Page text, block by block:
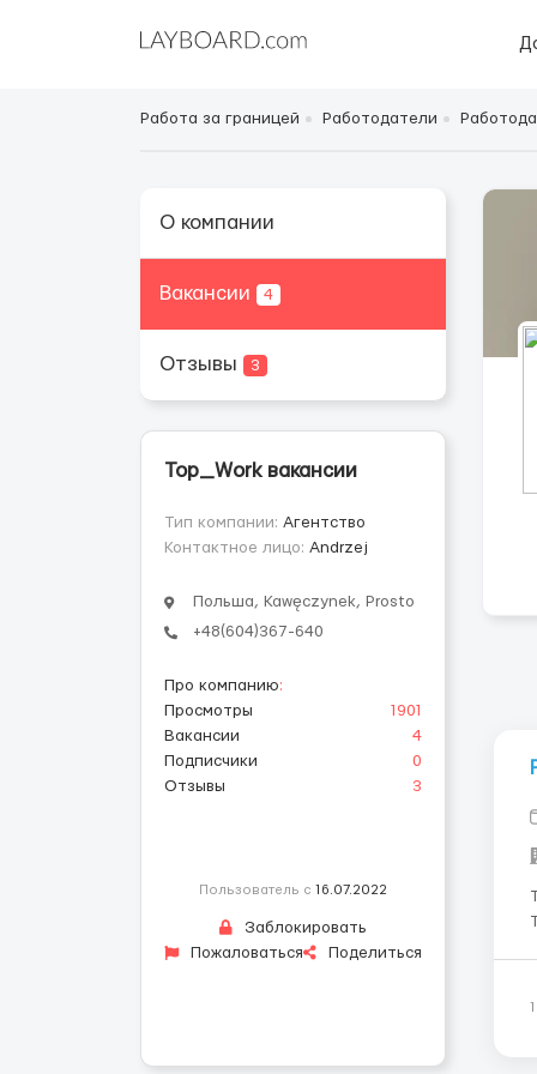
Работа за границей Работодатели
О компании
Вакансии 4
Отзывы 3
Top_Work вакансии
Тип компании: Агентство
Контактное лицо: Andrzej
Польша, Kawęczynek, Prosto
+48(604)367-640
Про компанию:
Просмотры
1901
Вакансии
4
Подписчики
0
Отзывы
3
Пользователь с 16.07.2022
Заблокировать
Пожаловаться
Поделиться